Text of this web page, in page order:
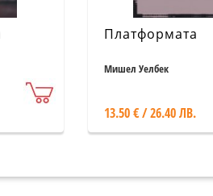
Платформата
Мишел Уелбек
13.50 € / 26.40 ЛВ.